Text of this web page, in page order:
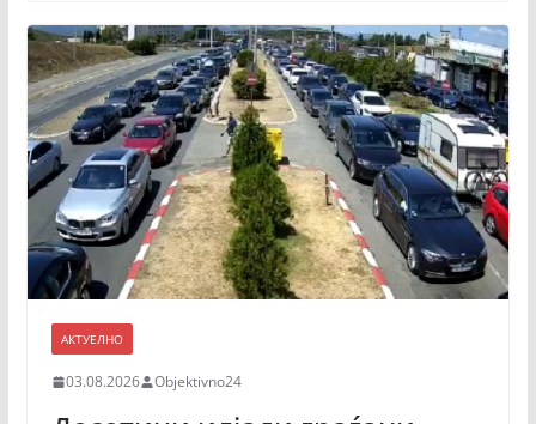
АКТУЕЛНО
03.08.2026 Objektivno24